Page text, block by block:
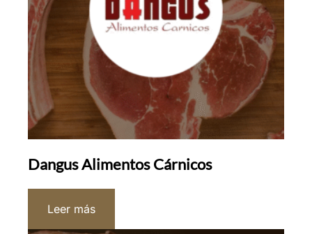
Dangus Alimentos Cárnicos
Leer más